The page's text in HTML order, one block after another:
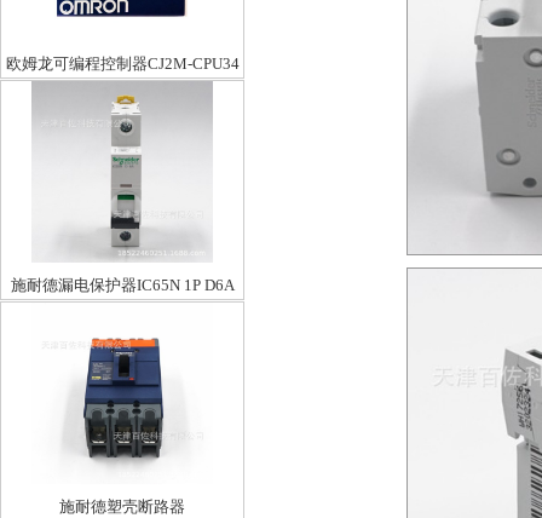
欧姆龙可编程控制器CJ2M-CPU34
施耐德漏电保护器IC65N 1P D6A
施耐德塑壳断路器